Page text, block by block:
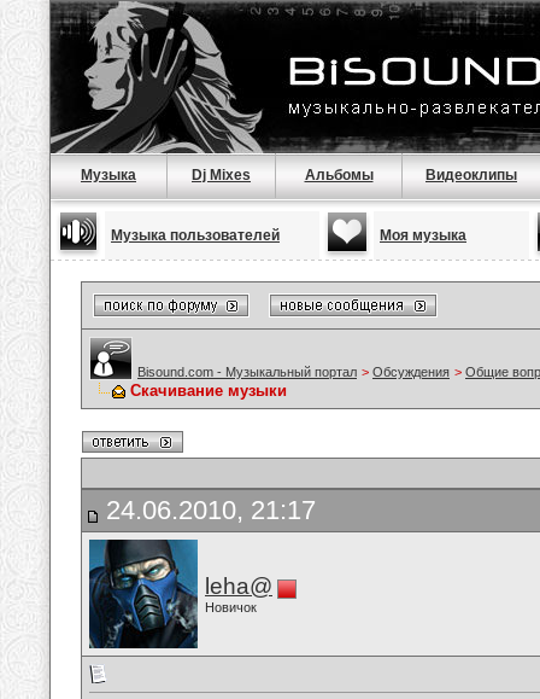
Музыка Dj Mixes Альбомы Видеоклипы
Музыка пользователей Моя музыка
Bisound.com - Музыкальный портал > Обсуждения > Общие
Скачивание музыки
24.06.2010, 21:17
leha@
Новичок